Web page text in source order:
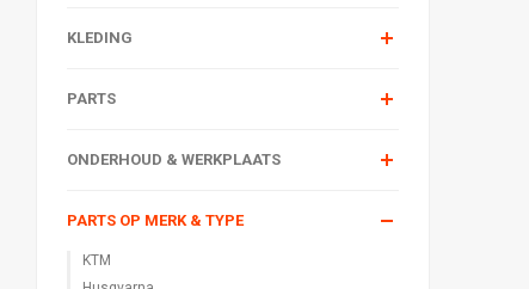
KLEDING
PARTS
ONDERHOUD & WERKPLAATS
PARTS OP MERK & TYPE
KTM